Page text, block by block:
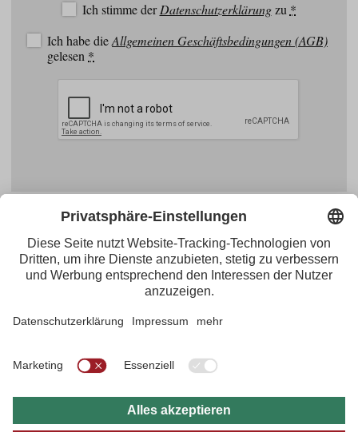
Ich stimme derDatenschutzerklärungzu *
Ich habe dieAllgemeinen Geschäftsbedingungen (AGB)
gelesen *
Tirol Werbung
Maria-Theresien-Straße 55 · 6020 Innsbruck
+43.512.5320-656· presse@tirol.at
RSS-Feeds
Impressum
Datenschutzerklärung
Barrierefreiheitserklärung
AGBs
FAQs
Instagram